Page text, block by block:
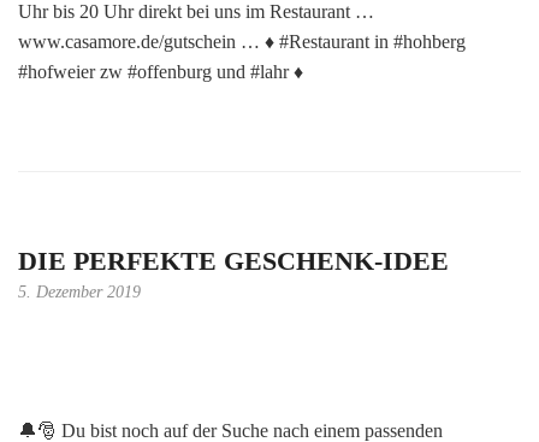
Uhr bis 20 Uhr direkt bei uns im Restaurant …
www.casamore.de/gutschein … ♦️ #Restaurant in #hohberg
#hofweier zw #offenburg und #lahr ♦️
DIE PERFEKTE GESCHENK-IDEE
5. Dezember 2019
🔔🎅 Du bist noch auf der Suche nach einem passenden